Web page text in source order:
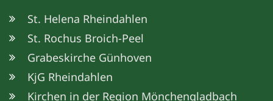
St. Helena Rheindahlen
St. Rochus Broich-Peel
Grabeskirche Günhoven
KjG Rheindahlen
Kirchen in der Region Mönchengladbach